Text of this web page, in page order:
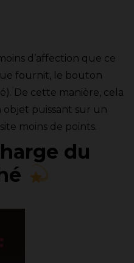
d’affection que ce
fournit, le bouton
De cette manière, cela
objet puissant sur un
moins de points.
du